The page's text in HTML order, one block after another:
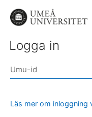
Logga in
Läs mer om inloggning